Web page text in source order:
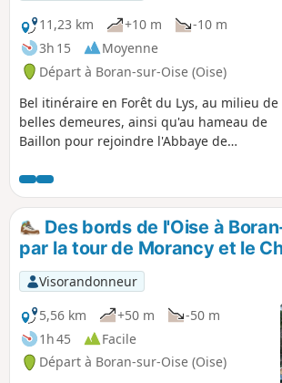
11,23 km
+10 m
-10 m
3h 15
Moyenne
Départ à Boran-sur-Oise (Oise)
Bel itinéraire en Forêt du Lys, au milieu de
belles demeures, ainsi qu'au hameau de
Baillon pour rejoindre l'Abbaye de
agricole.
Des bords de l'Oise à
par la tour de Morancy et le
Visorandonneur
5,56 km
+50 m
-50 m
1h 45
Facile
Départ à Boran-sur-Oise (Oise)